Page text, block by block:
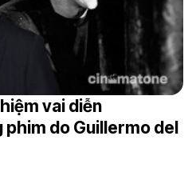
vai diễn
do Guillermo del